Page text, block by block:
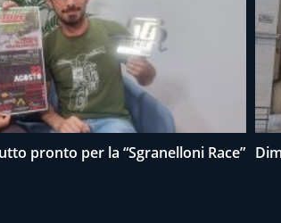
pronto per la “Sgranelloni Race”